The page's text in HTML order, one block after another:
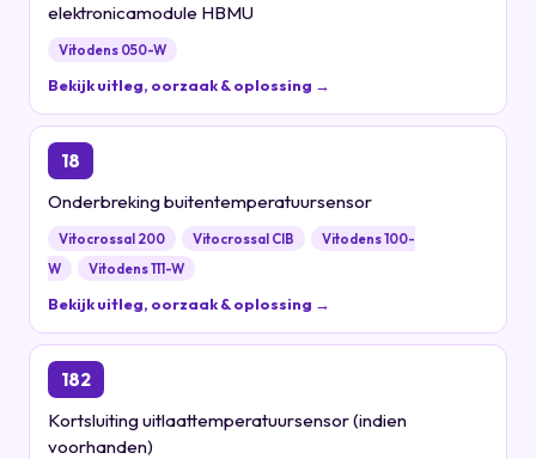
elektronicamodule HBMU
Vitodens 050-W
Bekijk uitleg, oorzaak & oplossing →
18
Onderbreking buitentemperatuursensor
Vitocrossal 200 Vitocrossal CIB
Vitodens 100-
W
Vitodens 111-W
Bekijk uitleg, oorzaak & oplossing →
182
Kortsluiting uitlaattemperatuursensor (indien
voorhanden)